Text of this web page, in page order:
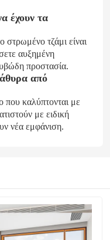
έχουν τα
τζάμι είναι
αυξημένη
προστασία.
από
που καλύπτονται με
με ειδική
νέα εμφάνιση.